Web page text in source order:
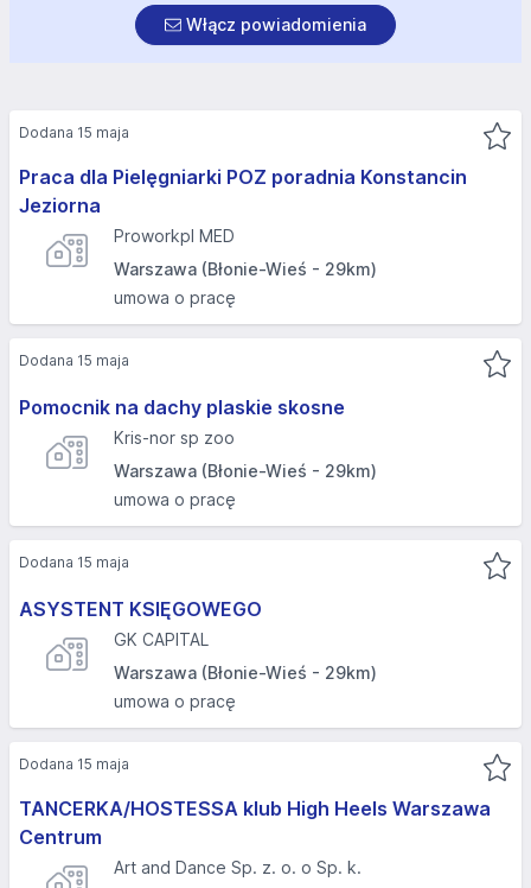
Włącz powiadomienia
Praca dla Pielęgniarki POZ poradnia Konstancin
Jeziorna
Proworkpl MED
Warszawa (Błonie-Wieś - 29km)
umowa o pracę
Dodana 15 maja
Pomocnik na dachy plaskie skosne
Kris-nor sp zoo
Warszawa (Błonie-Wieś - 29km)
umowa o pracę
Dodana 15 maja
ASYSTENT KSIĘGOWEGO
GK CAPITAL
Warszawa (Błonie-Wieś - 29km)
umowa o pracę
Dodana 15 maja
TANCERKA/HOSTESSA klub High Heels Warszawa
Centrum
Art and Dance Sp. z. o. o Sp. k.
Dodana 15 maja